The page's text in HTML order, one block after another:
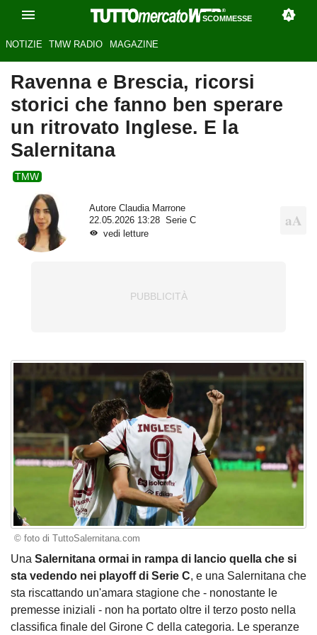
SCOMMESSE
NOTIZIE TMW RADIO MAGAZINE
Ravenna e Brescia, ricorsi
storici che fanno ben sperare
un ritrovato Inglese. E la
Salernitana
TMW
Autore Claudia Marrone
22.05.2026 13:28
Serie C
vedi letture
© foto di TuttoSalernitana.com
Una Salernitana ormai in rampa di lancio quella che si
sta vedendo nei playoff di Serie C, e una Salernitana che
sta riscattando un'amara stagione che - nonostante le
premesse iniziali - non ha portato oltre il terzo posto nella
classifica finale del Girone C della categoria. Le speranze